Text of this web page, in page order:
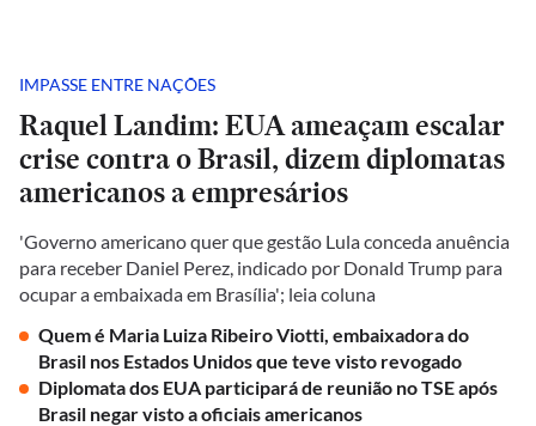
IMPASSE ENTRE NAÇÕES
Raquel Landim: EUA ameaçam escalar
crise contra o Brasil, dizem diplomatas
americanos a empresários
'Governo americano quer que gestão Lula conceda anuência
para receber Daniel Perez, indicado por Donald Trump para
ocupar a embaixada em Brasília'; leia coluna
Quem é Maria Luiza Ribeiro Viotti, embaixadora do
Brasil nos Estados Unidos que teve visto revogado
Diplomata dos EUA participará de reunião no TSE após
Brasil negar visto a oficiais americanos